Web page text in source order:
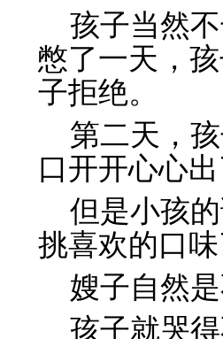
孩子当然
憋了一天，
子拒绝。
第二天，
口开开心心出
但是小孩
挑喜欢的口味
嫂子自然
孩子就哭